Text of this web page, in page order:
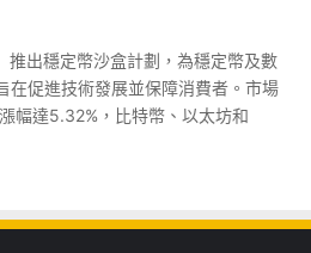
推出穩定幣沙盒計劃，為穩定幣及數
在促進技術發展並保障消費者。市場
幅達5.32%，比特幣、以太坊和